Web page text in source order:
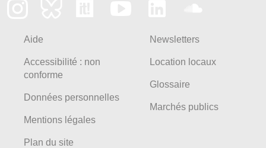
Aide
Accessibilité : non
conforme
Données personnelles
Mentions légales
Plan du site
Newsletters
Location locaux
Glossaire
Marchés publics